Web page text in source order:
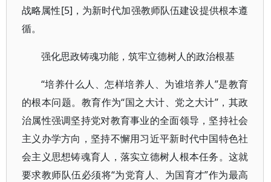
战略属性[5]，为新时代加强教师队伍建设提供根本遵
循。
强化思政铸魂功能，筑牢立德树人的政治根基
“培养什么人、怎样培养人、为谁培养人”是教育
的根本问题。教育作为“国之大计、党之大计”，其政
治属性强调坚持党对教育事业的全面领导，坚持社会
主义办学方向，坚持不懈用习近平新时代中国特色社
会主义思想铸魂育人，落实立德树人根本任务。这就
要求教师队伍必须将“为党育人、为国育才”作为最高